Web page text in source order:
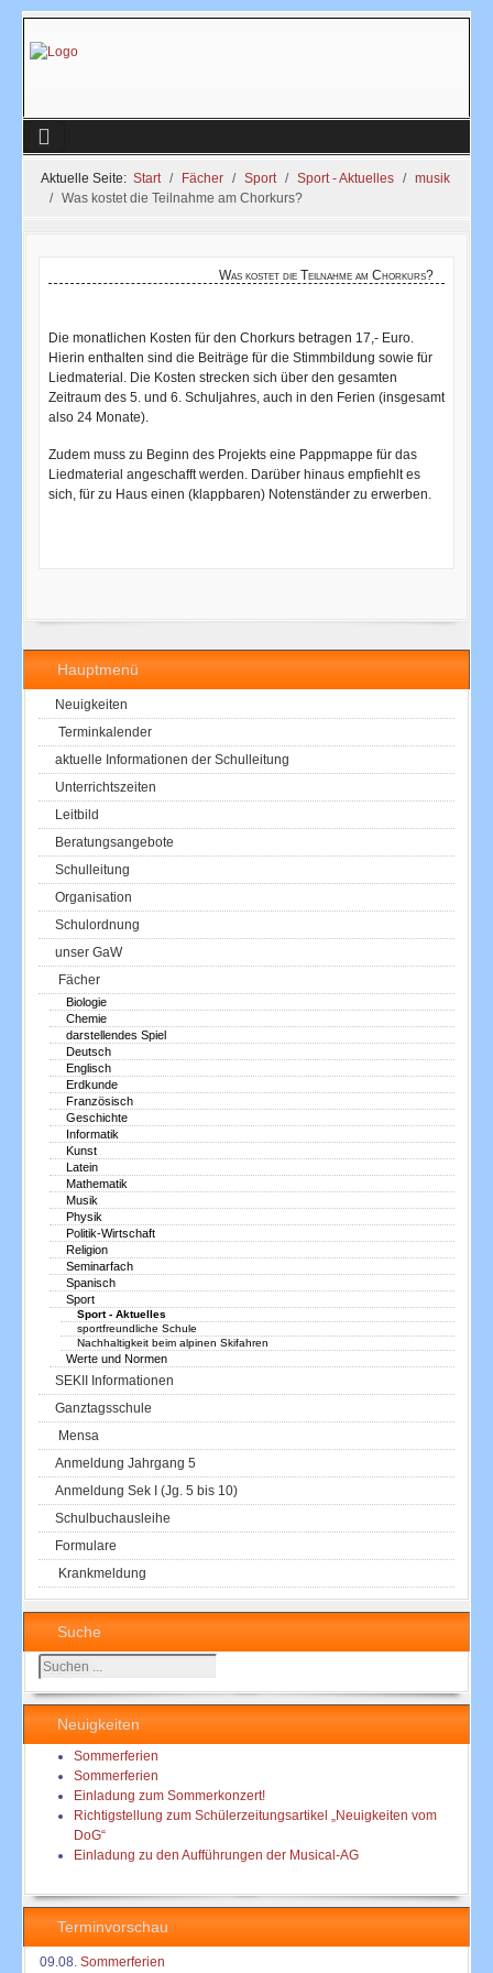
Aktuelle Seite: Start Fächer Sport Sport - Aktuelles
musik
Was kostet die Teilnahme am Chorkurs?
Hauptmenü
Neuigkeiten
Terminkalender
aktuelle Informationen der Schulleitung
Unterrichtszeiten
Leitbild
Beratungsangebote
Schulleitung
Organisation
Schulordnung
unser GaW
Fächer
Biologie
Chemie
darstellendes Spiel
Deutsch
Englisch
Erdkunde
Französisch
Geschichte
Informatik
Kunst
Latein
Mathematik
Musik
Physik
Politik-Wirtschaft
Religion
Seminarfach
Spanisch
Sport
Sport - Aktuelles
sportfreundliche Schule
Nachhaltigkeit beim alpinen Skifahren
Werte und Normen
SEKII Informationen
Ganztagsschule
Mensa
Anmeldung Jahrgang 5
Anmeldung Sek I (Jg. 5 bis 10)
Schulbuchausleihe
Formulare
Krankmeldung
Suche
Suchen
...
Neuigkeiten
Sommerferien
Sommerferien
Einladung zum Sommerkonzert!
Richtigstellung zum Schülerzeitungsartikel „Neuigkeiten vom
DoG“
Einladung zu den Aufführungen der Musical-AG
Terminvorschau
09.08. Sommerferien
Was kostet die Teilnahme am Chorkurs?
Die monatlichen Kosten für den Chorkurs betragen 17,- Euro.
Hierin enthalten sind die Beiträge für die Stimmbildung sowie für
Liedmaterial. Die Kosten strecken sich über den gesamten
Zeitraum des 5. und 6. Schuljahres, auch in den Ferien (insgesamt
also 24 Monate).
Zudem muss zu Beginn des Projekts eine Pappmappe für das
Liedmaterial angeschafft werden. Darüber hinaus empfiehlt es
sich, für zu Haus einen (klappbaren) Notenständer zu erwerben.